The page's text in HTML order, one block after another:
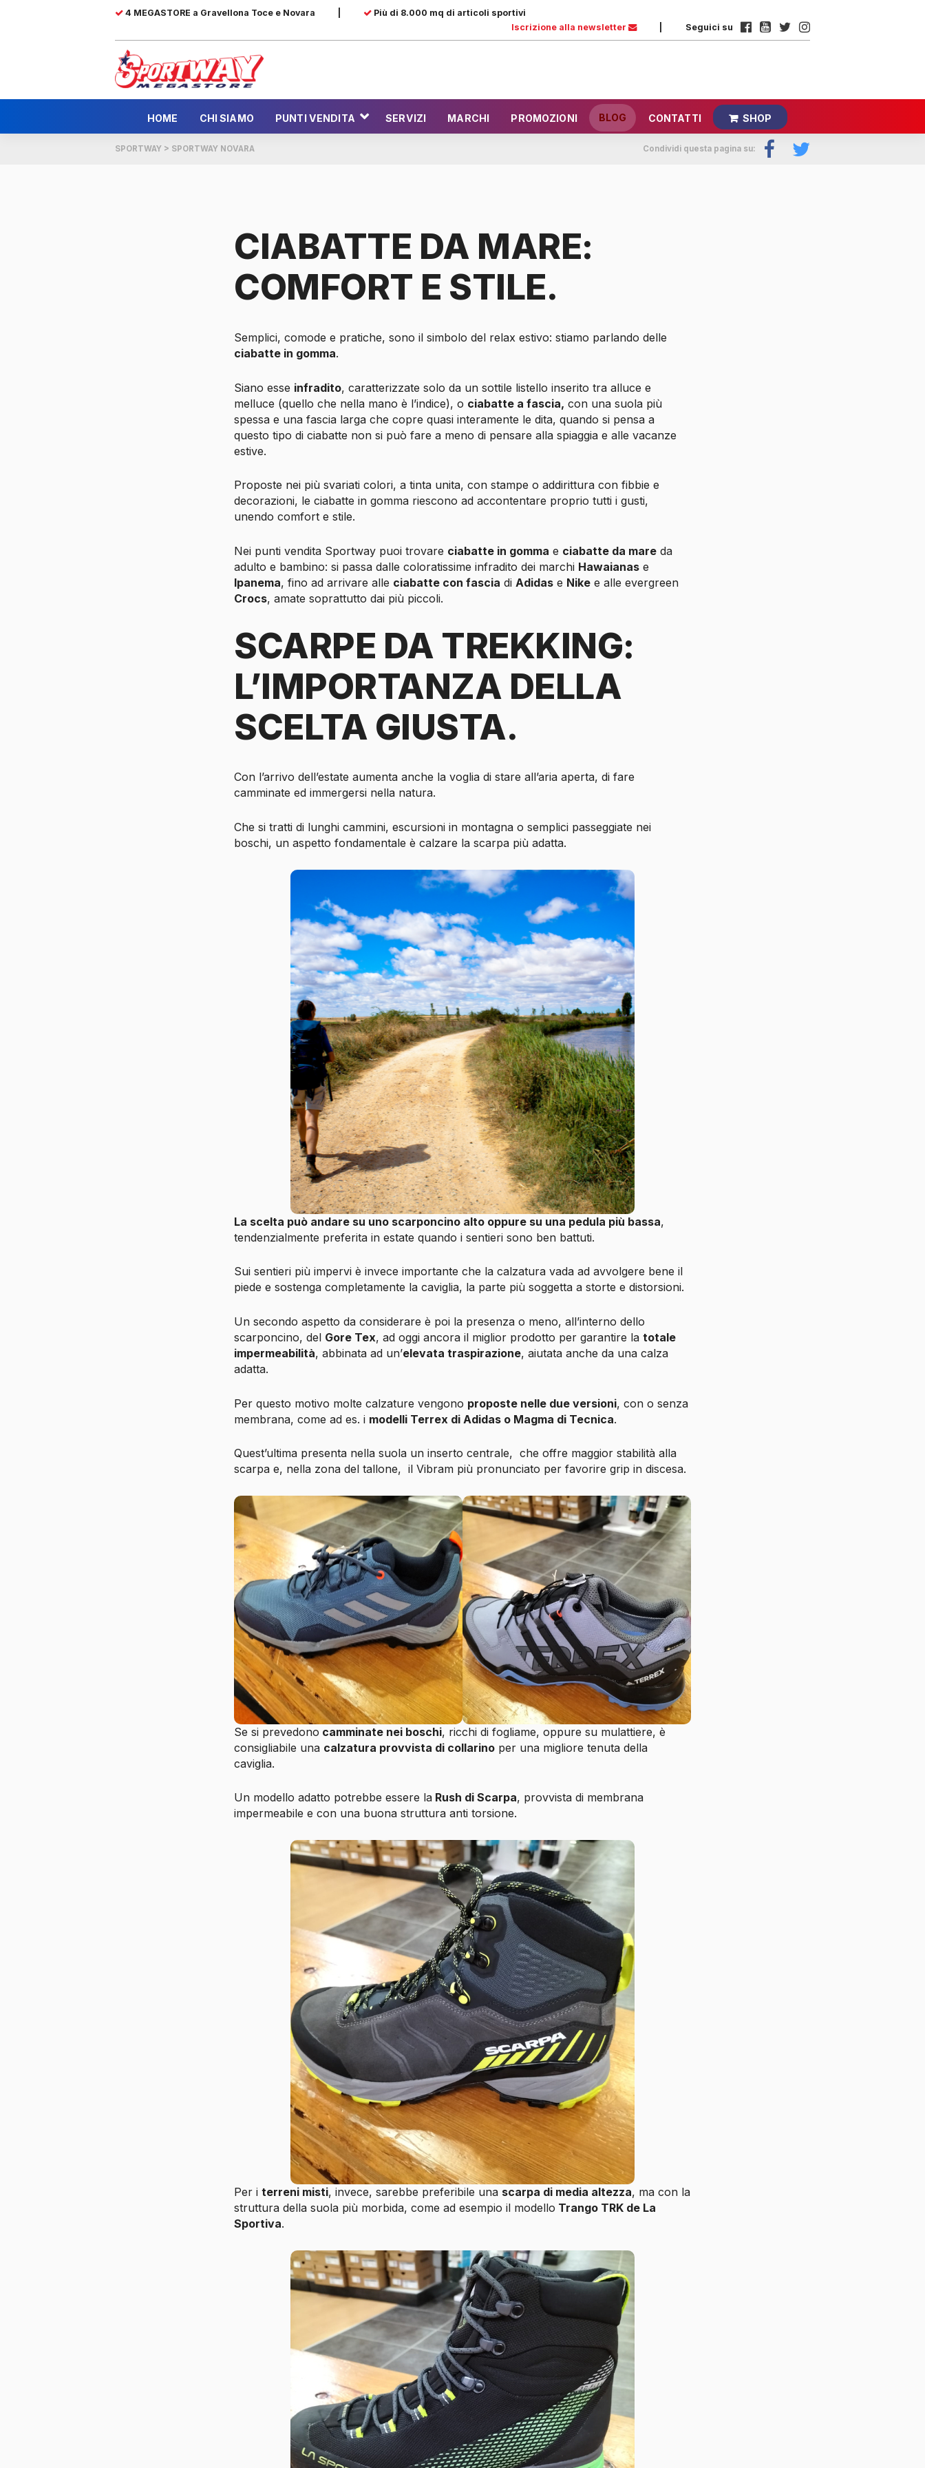
4 MEGASTORE a Gravellona Toce e Novara
Più di 8.000 mq di articoli sportivi
Iscrizione alla newsletter
Seguici su
HOME CHI SIAMO PUNTI VENDITA SERVIZI MARCHI PROMOZIONI BLOG CONTATTI SHOP
SPORTWAY > SPORTWAY NOVARA Condividi questa pagina su:
CIABATTE DA MARE:
COMFORT E STILE.
Semplici, comode e pratiche, sono il simbolo del relax estivo: stiamo parlando delle
ciabatte in gomma.
Siano esse infradito, caratterizzate solo da un sottile listello inserito tra alluce e
melluce (quello che nella mano è l’indice), o ciabatte a fascia, con una suola più
spessa e una fascia larga che copre quasi interamente le dita, quando si pensa a
questo tipo di ciabatte non si può fare a meno di pensare alla spiaggia e alle vacanze
estive.
Proposte nei più svariati colori, a tinta unita, con stampe o addirittura con fibbie e
decorazioni, le ciabatte in gomma riescono ad accontentare proprio tutti i gusti,
unendo comfort e stile.
Nei punti vendita Sportway puoi trovare ciabatte in gomma e ciabatte da mare da
adulto e bambino: si passa dalle coloratissime infradito dei marchi Hawaianas e
Ipanema, fino ad arrivare alle ciabatte con fascia di Adidas e Nike e alle evergreen
Crocs, amate soprattutto dai più piccoli.
SCARPE DA TREKKING:
L’IMPORTANZA DELLA
SCELTA GIUSTA.
Con l’arrivo dell’estate aumenta anche la voglia di stare all’aria aperta, di fare
camminate ed immergersi nella natura.
Che si tratti di lunghi cammini, escursioni in montagna o semplici passeggiate nei
boschi, un aspetto fondamentale è calzare la scarpa più adatta.
La scelta può andare su uno scarponcino alto oppure su una pedula più bassa,
tendenzialmente preferita in estate quando i sentieri sono ben battuti.
Sui sentieri più impervi è invece importante che la calzatura vada ad avvolgere bene il
piede e sostenga completamente la caviglia, la parte più soggetta a storte e distorsioni.
Un secondo aspetto da considerare è poi la presenza o meno, all’interno dello
scarponcino, del Gore Tex, ad oggi ancora il miglior prodotto per garantire latotale
impermeabilità, abbinata ad un’elevata traspirazione, aiutata anche da una calza
adatta.
Per questo motivo molte calzature vengono proposte nelle due versioni, con o senza
membrana, come ad es. i modelli Terrex di Adidas o Magma di Tecnica.
Quest’ultima presenta nella suola un inserto centrale, che offre maggior stabilità alla
scarpa e, nella zona del tallone, il Vibram più pronunciato per favorire grip in discesa.
Se si prevedono camminate nei boschi, ricchi di fogliame, oppure su mulattiere, è
consigliabile una calzatura provvista di collarino per una migliore tenuta della
caviglia.
Un modello adatto potrebbe essere la Rush di Scarpa, provvista di membrana
impermeabile e con una buona struttura anti torsione.
Per iterreni misti, invece, sarebbe preferibile una scarpa di media altezza, ma con la
struttura della suola più morbida, come ad esempio il modello Trango TRK de La
Sportiva.